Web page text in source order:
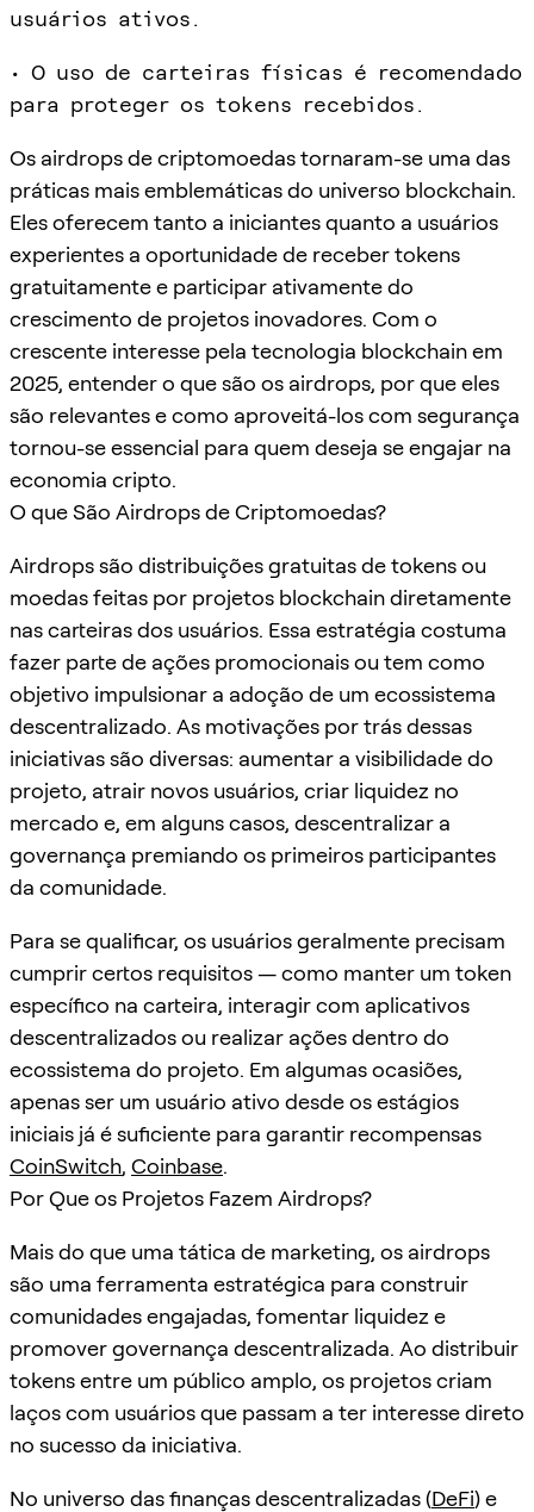
usuários ativos.
• O uso de carteiras físicas é recomendado
para proteger os tokens recebidos.
Os airdrops de criptomoedas tornaram-se uma das
práticas mais emblemáticas do universo blockchain.
Eles oferecem tanto a iniciantes quanto a usuários
experientes a oportunidade de receber tokens
gratuitamente e participar ativamente do
crescimento de projetos inovadores. Com o
crescente interesse pela tecnologia blockchain em
2025, entender o que são os airdrops, por que eles
são relevantes e como aproveitá-los com segurança
tornou-se essencial para quem deseja se engajar na
economia cripto.
O que São Airdrops de Criptomoedas?
Airdrops são distribuições gratuitas de tokens ou
moedas feitas por projetos blockchain diretamente
nas carteiras dos usuários. Essa estratégia costuma
fazer parte de ações promocionais ou tem como
objetivo impulsionar a adoção de um ecossistema
descentralizado. As motivações por trás dessas
iniciativas são diversas: aumentar a visibilidade do
projeto, atrair novos usuários, criar liquidez no
mercado e, em alguns casos, descentralizar a
governança premiando os primeiros participantes
da comunidade.
Para se qualificar, os usuários geralmente precisam
cumprir certos requisitos — como manter um token
específico na carteira, interagir com aplicativos
descentralizados ou realizar ações dentro do
ecossistema do projeto. Em algumas ocasiões,
apenas ser um usuário ativo desde os estágios
iniciais já é suficiente para garantir recompensas
CoinSwitch, Coinbase.
Por Que os Projetos Fazem Airdrops?
Mais do que uma tática de marketing, os airdrops
são uma ferramenta estratégica para construir
comunidades engajadas, fomentar liquidez e
promover governança descentralizada. Ao distribuir
tokens entre um público amplo, os projetos criam
laços com usuários que passam a ter interesse direto
no sucesso da iniciativa.
No universo das finanças descentralizadas (DeFi) e